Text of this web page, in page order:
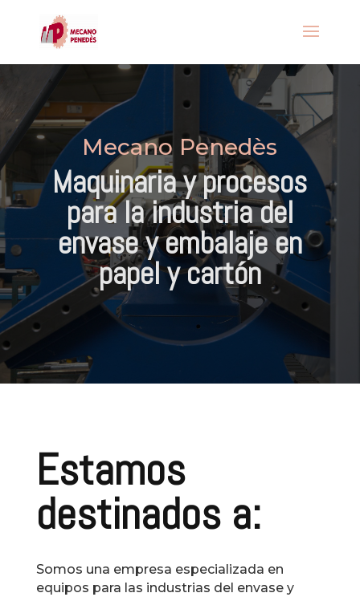
Mecano Penedès
Maquinaria y procesos
para la industria del
envase y embalaje en
papel y cartón
Estamos
destinados a:
Somos una empresa especializada en
equipos para las industrias del envase y